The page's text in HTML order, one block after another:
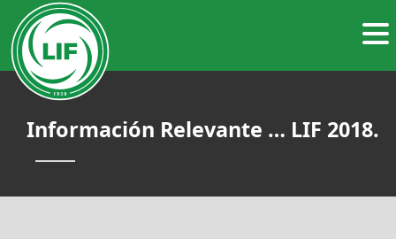
Información Relevante … LIF 2018.